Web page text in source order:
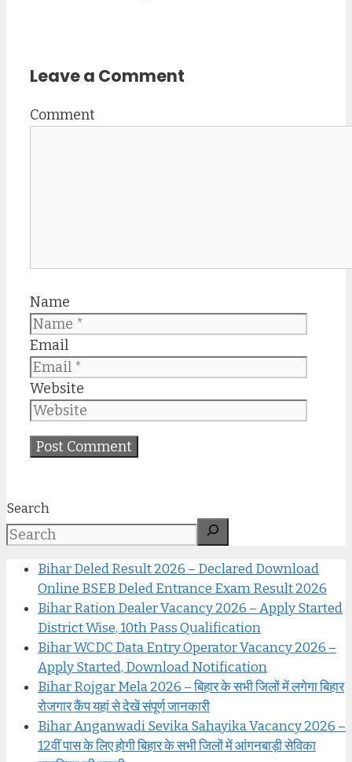
Leave a Comment
Comment
Name
Email
Website
Search
Bihar Deled Result 2026 – Declared Download
Online BSEB Deled Entrance Exam Result 2026
Bihar Ration Dealer Vacancy 2026 – Apply Started
District Wise, 10th Pass Qualification
Bihar WCDC Data Entry Operator Vacancy 2026 –
Apply Started, Download Notification
Bihar Rojgar Mela 2026 – बिहार के सभी जिलों में लगेगा बिहार
रोजगार कैंप यहां से देखें संपूर्ण जानकारी
Bihar Anganwadi Sevika Sahayika Vacancy 2026 –
12वीं पास के लिए होगी बिहार के सभी जिलों में आंगनबाड़ी सेविका